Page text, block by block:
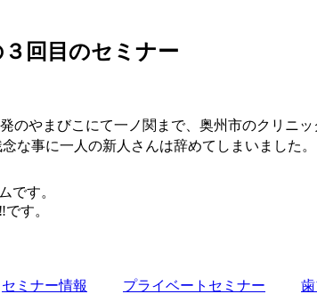
回目のセミナー
のやまびこにて一ノ関まで、奥州市のクリニ
な事に一人の新人さんは辞めてしまいました。
です。
‼です。
セミナー情報 プライベートセミナー